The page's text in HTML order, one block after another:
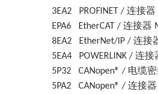
3EA2 PROFINET / 连接器
EPA6 EtherCAT / 连接器
8EA2
EtherNet/IP / 连接
5EA4 POWERLINK / 连接
5P32 CANopen® / 电缆
5PA2 CANopen® / 连接